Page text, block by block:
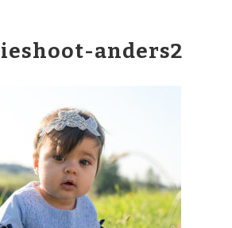
anders2